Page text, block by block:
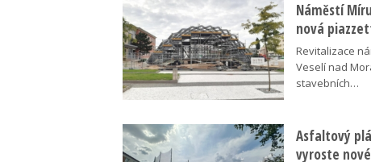
Náměstí
nová
Revitalizace
Veselí nad
stavebních…
Asfaltový
vyroste